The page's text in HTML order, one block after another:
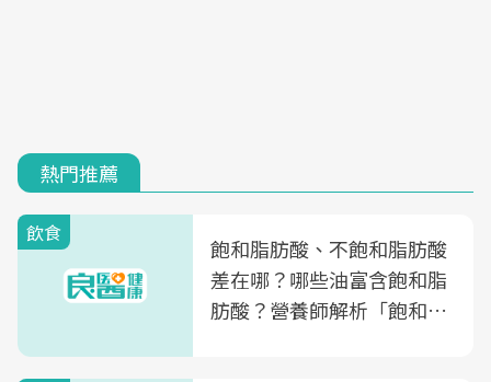
熱門推薦
飲食
飽和脂肪酸、不飽和脂肪酸
差在哪？哪些油富含飽和脂
肪酸？營養師解析「飽和脂